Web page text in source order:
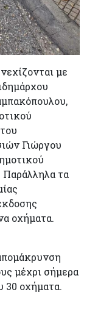
με
Γιώργου
τα
οχήματα.
μέχρι σήμερα
30 οχήματα.